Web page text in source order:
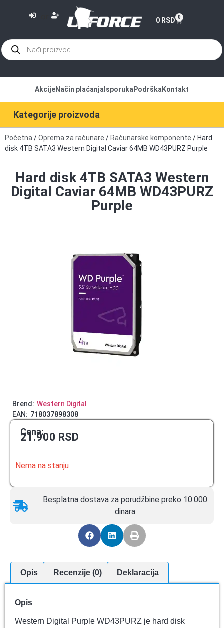
0 RSD 0
Kategorije proizvoda
AkcijeNačin plaćanja Isporuka Podrška Kontakt
Početna /Oprema za računare / Računarske komponente / Hard
disk 4TB SATA3 Western Digital Caviar 64MB WD43PURZ Purple
Hard disk 4TB SATA3 Western
Digital Caviar 64MB WD43PURZ
Purple
Brend: Western Digital
EAN: 718037898308
Cena:
21.900 RSD
Nema na stanju
Besplatna dostava za porudžbine preko 10.000
dinara
Opis Recenzije (0) Deklaracija
Opis
Western Digital Purple WD43PURZ je hard disk